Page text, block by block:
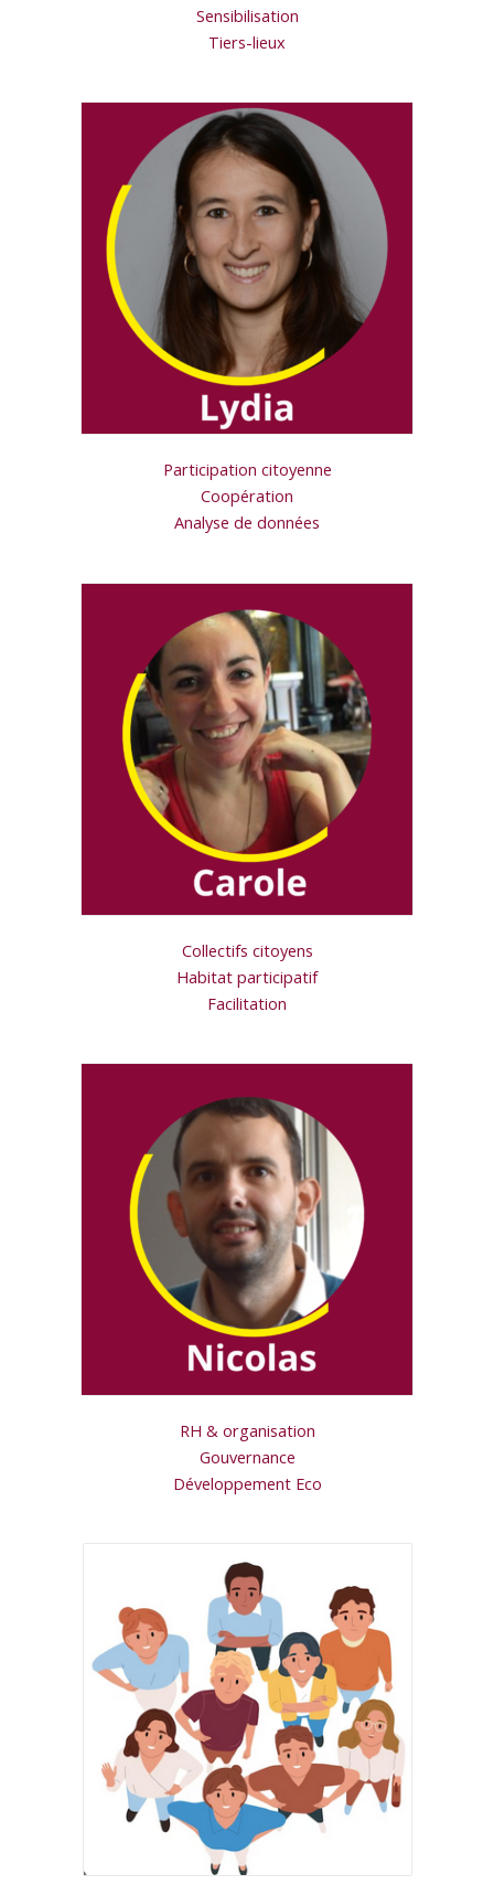
Sensibilisation
Tiers-lieux
Participation citoyenne
Coopération
Analyse de données
Collectifs citoyens
Habitat participatif
Facilitation
RH & organisation
Gouvernance
Développement Eco